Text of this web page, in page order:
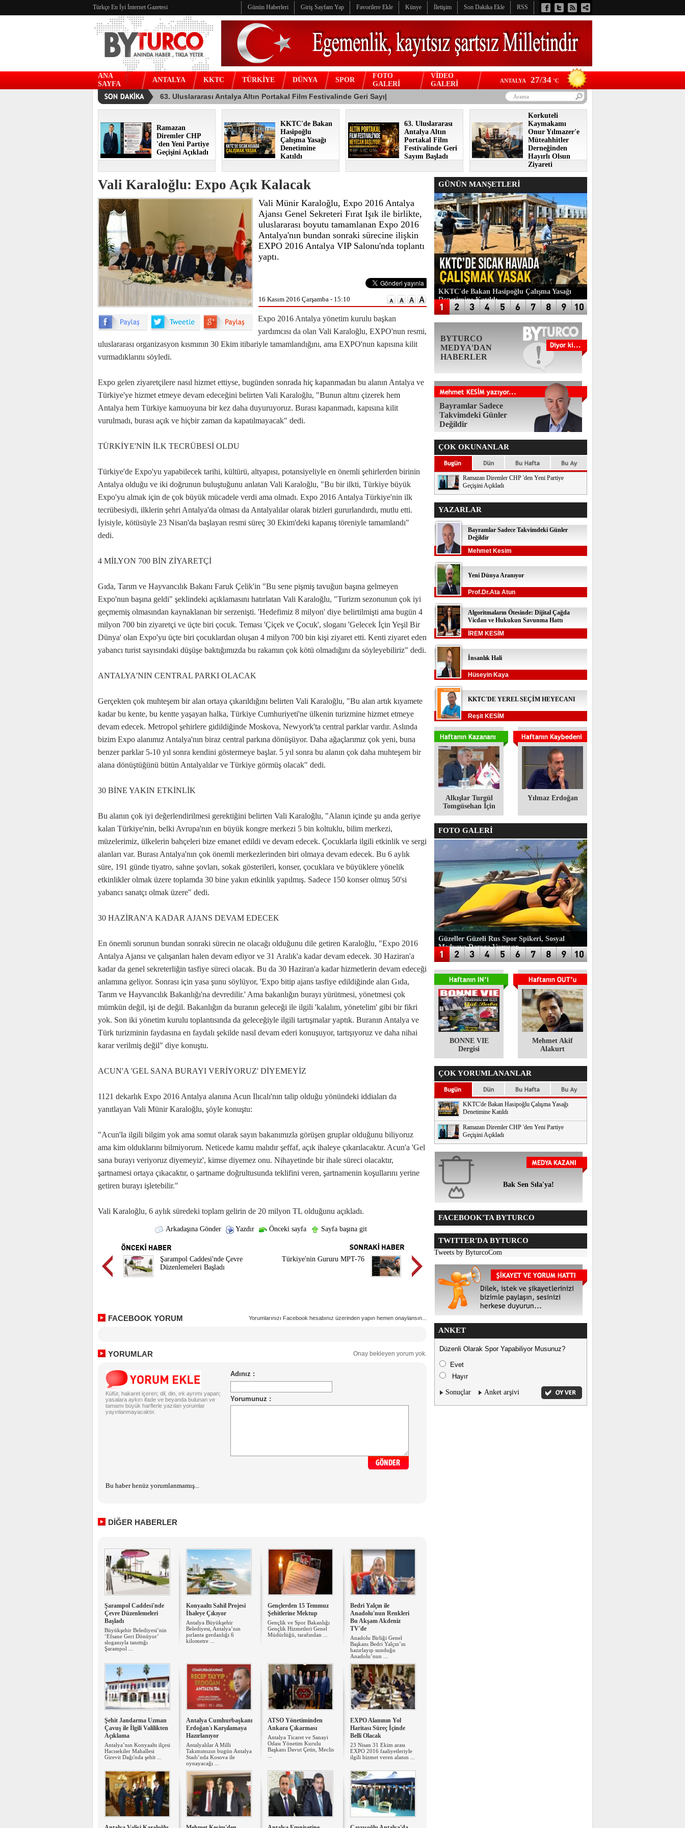
Türkçe En İyi İnternet Gazetesi Günün Haberleri Giriş Sayfam Yap Favorilere Ekle Künye İletişim Son Dakika Ekle RSS
ANA
SAYFA
ANTALYA KKTC TÜRKİYE DÜNYA SPOR
FOTO
GALERİ
VİDEO
GALERİ
ANTALYA 27/34 °C
Ramazan
Diremler CHP
'den Yeni Partiye
Geçişini Açıkladı
KKTC'de Bakan
Hasipoğlu
Çalışma Yasağı
Denetimine
Katıldı
63. Uluslararası
Antalya Altın
Portakal Film
Festivalinde Geri
Sayım Başladı
Korkuteli
Kaymakamı
Onur Yılmazer'e
Müteahhitler
Derneğinden
Hayırlı Olsun
Ziyareti
Vali Karaloğlu: Expo Açık Kalacak
Vali Münir Karaloğlu, Expo 2016 Antalya
Ajansı Genel Sekreteri Fırat Işık ile birlikte,
uluslararası boyutu tamamlanan Expo 2016
Antalya'nın bundan sonraki sürecine ilişkin
EXPO 2016 Antalya VIP Salonu'nda toplantı
yaptı.
16 Kasım 2016 Çarşamba - 15:10
Expo 2016 Antalya yönetim kurulu başkan
yardımcısı da olan Vali Karaloğlu, EXPO'nun resmi,
uluslararası organizasyon kısmının 30 Ekim itibariyle tamamlandığını, ama EXPO'nun kapısına kilit
vurmadıklarını söyledi.
Expo gelen ziyaretçilere nasıl hizmet ettiyse, bugünden sonrada hiç kapanmadan bu alanın Antalya ve
Türkiye'ye hizmet etmeye devam edeceğini belirten Vali Karaloğlu, "Bunun altını çizerek hem
Antalya hem Türkiye kamuoyuna bir kez daha duyuruyoruz. Burası kapanmadı, kapısına kilit
vurulmadı, burası açık ve hiçbir zaman da kapatılmayacak" dedi.
TÜRKİYE'NİN İLK TECRÜBESİ OLDU
Türkiye'de Expo'yu yapabilecek tarihi, kültürü, altyapısı, potansiyeliyle en önemli şehirlerden birinin
Antalya olduğu ve iki doğrunun buluştuğunu anlatan Vali Karaloğlu, "Bu bir ilkti, Türkiye büyük
Expo'yu almak için de çok büyük mücadele verdi ama olmadı. Expo 2016 Antalya Türkiye'nin ilk
tecrübesiydi, ilklerin şehri Antalya'da olması da Antalyalılar olarak bizleri gururlandırdı, mutlu etti.
İyisiyle, kötüsüyle 23 Nisan'da başlayan resmi süreç 30 Ekim'deki kapanış töreniyle tamamlandı"
dedi.
4 MİLYON 700 BİN ZİYARETÇİ
Gıda, Tarım ve Hayvancılık Bakanı Faruk Çelik'in "Bu sene pişmiş tavuğun başına gelmeyen
Expo'nun başına geldi" şeklindeki açıklamasını hatırlatan Vali Karaloğlu, "Turizm sezonunun çok iyi
geçmemiş olmasından kaynaklanan bir serzenişti. 'Hedefimiz 8 milyon' diye belirtilmişti ama bugün 4
milyon 700 bin ziyaretçi ve üçte biri çocuk. Teması 'Çiçek ve Çocuk', sloganı 'Gelecek İçin Yeşil Bir
Dünya' olan Expo'yu üçte biri çocuklardan oluşan 4 milyon 700 bin kişi ziyaret etti. Kenti ziyaret eden
yabancı turist sayısındaki düşüşe baktığımızda bu rakamın çok kötü olmadığını da söyleyebiliriz" dedi.
ANTALYA'NIN CENTRAL PARKI OLACAK
Gerçekten çok muhteşem bir alan ortaya çıkarıldığını belirten Vali Karaloğlu, "Bu alan artık kıyamete
kadar bu kente, bu kentte yaşayan halka, Türkiye Cumhuriyeti'ne ülkenin turizmine hizmet etmeye
devam edecek. Metropol şehirlere gidildiğinde Moskova, Newyork'ta central parklar vardır. Aslında
bizim Expo alanımız Antalya'nın biraz central parkına dönüşüyor. Daha ağaçlarımız çok yeni, buna
benzer parklar 5-10 yıl sonra kendini göstermeye başlar. 5 yıl sonra bu alanın çok daha muhteşem bir
alana dönüştüğünü bütün Antalyalılar ve Türkiye görmüş olacak" dedi.
30 BİNE YAKIN ETKİNLİK
Bu alanın çok iyi değerlendirilmesi gerektiğini belirten Vali Karaloğlu, "Alanın içinde şu anda geriye
kalan Türkiye'nin, belki Avrupa'nın en büyük kongre merkezi 5 bin koltuklu, bilim merkezi,
müzelerimiz, ülkelerin bahçeleri bize emanet edildi ve devam edecek. Çocuklarla ilgili etkinlik ve sergi
alanları var. Burası Antalya'nın çok önemli merkezlerinden biri olmaya devam edecek. Bu 6 aylık
süre, 191 günde tiyatro, sahne şovları, sokak gösterileri, konser, çocuklara ve büyüklere yönelik
etkinlikler olmak üzere toplamda 30 bine yakın etkinlik yapılmış. Sadece 150 konser olmuş 50'si
yabancı sanatçı olmak üzere" dedi.
30 HAZİRAN'A KADAR AJANS DEVAM EDECEK
En önemli sorunun bundan sonraki sürecin ne olacağı olduğunu dile getiren Karaloğlu, "Expo 2016
Antalya Ajansı ve çalışanları halen devam ediyor ve 31 Aralık'a kadar devam edecek. 30 Haziran'a
kadar da genel sekreterliğin tasfiye süreci olacak. Bu da 30 Haziran'a kadar hizmetlerin devam edeceği
anlamına geliyor. Sonrası için yasa şunu söylüyor, 'Expo bitip ajans tasfiye edildiğinde alan Gıda,
Tarım ve Hayvancılık Bakanlığı'na devredilir.' Ama bakanlığın burayı yürütmesi, yönetmesi çok
mümkün değil, işi de değil. Bakanlığın da buranın geleceği ile ilgili 'kalalım, yönetelim' gibi bir fikri
yok. Son iki yönetim kurulu toplantısında da geleceğiyle ilgili tartışmalar yaptık. Buranın Antalya ve
Türk turizminin faydasına en faydalı şekilde nasıl devam ederi konuşuyor, tartışıyoruz ve daha nihai
karar verilmiş değil" diye konuştu.
ACUN'A 'GEL SANA BURAYI VERİYORUZ' DİYEMEYİZ
1121 dekarlık Expo 2016 Antalya alanına Acun Ilıcalı'nın talip olduğu yönündeki iddiaları da
yanıtlayan Vali Münir Karaloğlu, şöyle konuştu:
"Acun'la ilgili bilgim yok ama somut olarak sayın bakanımızla görüşen gruplar olduğunu biliyoruz
ama kim olduklarını bilmiyorum. Neticede kamu malıdır şeffaf, açık ihaleye çıkarılacaktır. Acun'a 'Gel
sana burayı veriyoruz diyemeyiz', kimse diyemez onu. Nihayetinde bir ihale süreci olacaktır,
şartnamesi ortaya çıkacaktır, o şartname doğrultusunda teklifini veren, şartnamenin koşullarını yerine
getiren burayı işletebilir."
Vali Karaloğlu, 6 aylık süredeki toplam gelirin de 20 milyon TL olduğunu açıkladı.
Arkadaşına Gönder Yazdır Önceki sayfa Sayfa başına git
Şarampol Caddesi'nde Çevre
Düzenlemeleri Başladı
Türkiye'nin Gururu MPT-76
FACEBOOK YORUM Yorumlarınızı Facebook hesabınız üzerinden yapın hemen onaylansın...
YORUMLAR Onay bekleyen yorum yok.
Küfür, hakaret içeren; dil, din, ırk ayrımı yapan;
yasalara aykırı ifade ve beyanda bulunan ve
tamamı büyük harflerle yazılan yorumlar
yayınlanmayacaktır.
Bu haber henüz yorumlanmamış...
DİĞER HABERLER
Şarampol Caddesi'nde
Çevre Düzenlemeleri
Başladı
Büyükşehir Belediyesi’nin
‘Efsane Geri Dönüyor’
sloganıyla tanıttığı
Şarampol ...
Konyaaltı Sahil Projesi
İhaleye Çıkıyor
Antalya Büyükşehir
Belediyesi, Antalya’nın
pırlanta gerdanlığı 6
kilometre ...
Gençlerden 15 Temmuz
Şehitlerine Mektup
Gençlik ve Spor Bakanlığı
Gençlik Hizmetleri Genel
Müdürlüğü, tarafından ...
Bedri Yalçın ile
Anadolu'nun Renkleri
Bu Akşam Akdeniz
TV'de
Anadolu Birliği Genel
Başkanı Bedri Yalçın’ın
hazırlayıp sunduğu
Anadolu’nun ...
Şehit Jandarma Uzman
Çavuş ile İlgili Valilikten
Açıklama
Antalya’nın Konyaaltı ilçesi
Hacısekiler Mahallesi
Girevit Dağı'nda şehit ...
Antalya Cumhurbaşkanı
Erdoğan'ı Karşılamaya
Hazırlanıyor
Antalyalılar A Milli
Takımımızın bugün Antalya
Stadı’nda Kosova ile
oynayacağı ...
ATSO Yönetiminden
Ankara Çıkarması
Antalya Ticaret ve Sanayi
Odası Yönetim Kurulu
Başkanı Davut Çetin, Meclis
EXPO Alanının Yol
Haritası Süreç İçinde
Belli Olacak
23 Nisan 31 Ekim arası
EXPO 2016 faaliyetleriyle
ilgili hizmet veren alanın ...
GÜNÜN MANŞETLERİ
KKTC'de Bakan Hasipoğlu Çalışma Yasağı
Denetimine Katıldı
BYTURCO
MEDYA'DAN
HABERLER
Bayramlar Sadece
Takvimdeki Günler
Değildir
ÇOK OKUNANLAR
Ramazan Diremler CHP 'den Yeni Partiye
Geçişini Açıkladı
YAZARLAR
Bayramlar Sadece Takvimdeki Günler
Değildir
Mehmet Kesim
Yeni Dünya Aranıyor
Prof.Dr.Ata Atun
Algoritmaların Ötesinde: Dijital Çağda
Vicdan ve Hukukun Savunma Hattı
İREM KESİM
İnsanlık Hali
Hüseyin Kaya
KKTC'DE YEREL SEÇİM HEYECANI
Reşit KESİM
Alkışlar Turgül
Tomgüsehan İçin
Yılmaz Erdoğan
FOTO GALERİ
Güzeller Güzeli Rus Spor Spikeri, Sosyal
Medyaya Damga Vuruyor
BONNE VIE
Dergisi
​Mehmet Akif
Alakurt
ÇOK YORUMLANANLAR
KKTC'de Bakan Hasipoğlu Çalışma Yasağı
Denetimine Katıldı
Ramazan Diremler CHP 'den Yeni Partiye
Geçişini Açıkladı
Bak Sen Sıla'ya!
FACEBOOK'TA BYTURCO
TWITTER'DA BYTURCO
Tweets by ByturcoCom
ANKET
Düzenli Olarak Spor Yapabiliyor Musunuz?
Evet
Hayır
Sonuçlar Anket arşivi